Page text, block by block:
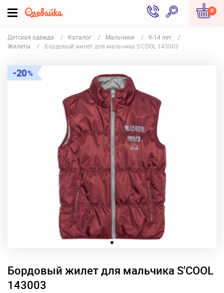
0
Детская одежда Каталог Мальчики
9-14 лет
Жилеты
Бордовый жилет для мальчика S'COOL 143003
20
Бордовый жилет для мальчика S'COOL
143003